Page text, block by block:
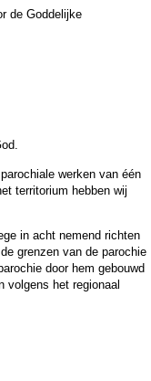
de Goddelijke
werken van één
territorium hebben wij
in acht nemend richten
grenzen van de parochie
door hem gebouwd
volgens het regionaal